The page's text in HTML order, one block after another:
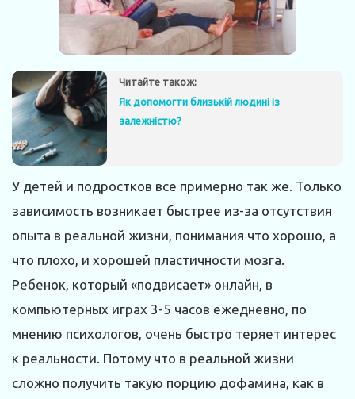
Читайте також:
Як допомогти близькій людині із
залежністю?
У детей и подростков все примерно так же. Только
зависимость возникает быстрее из-за отсутствия
опыта в реальной жизни, понимания что хорошо, а
что плохо, и хорошей пластичности мозга.
Ребенок, который «подвисает» онлайн, в
компьютерных играх 3-5 часов ежедневно, по
мнению психологов, очень быстро теряет интерес
к реальности. Потому что в реальной жизни
сложно получить такую порцию дофамина, как в